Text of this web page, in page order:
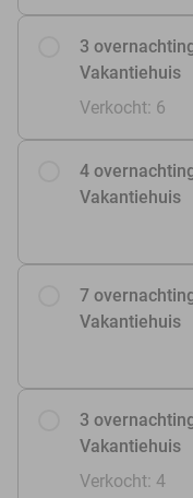
3
Vakantiehuis
Verkocht: 6
4
Vakantiehuis
7
Vakantiehuis
3
Vakantiehuis
Verkocht: 4